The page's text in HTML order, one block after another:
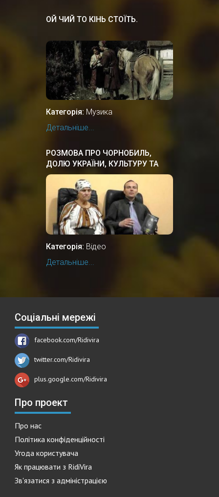
ОЙ ЧИЙ ТО КІНЬ СТОЇТЬ.
Категорія: Музика
Детальніше...
РОЗМОВА ПРО ЧОРНОБИЛЬ,
ДОЛЮ УКРАЇНИ, КУЛЬТУРУ ТА
ІСТОРІЮ
Категорія: Відео
Детальніше...
Соціальні мережі
facebook.com/Ridivira
twitter.com/Ridivira
plus.google.com/Ridivira
Про проект
Про нас
Політика конфіденційності
Угода користувача
Як працювати з RidiVira
Зв'язатися з адміністрацією